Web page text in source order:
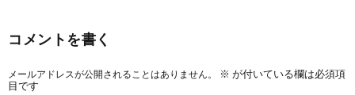
コメントを書く
メールアドレスが公開されることはありません。 ※ が付いている欄は必須項
目です